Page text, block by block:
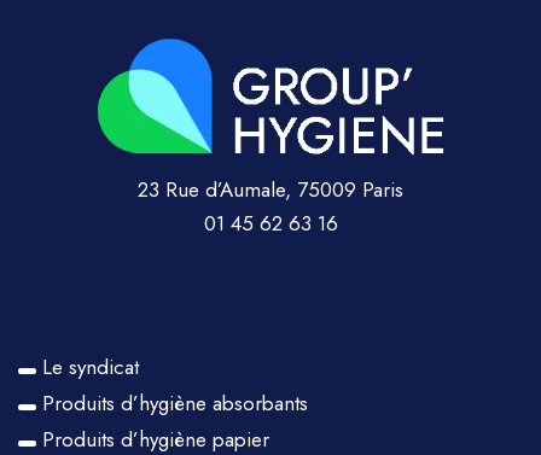
23 Rue d’Aumale, 75009 Paris
01 45 62 63 16
Le syndicat
Produits d’hygiène absorbants
Produits d’hygiène papier